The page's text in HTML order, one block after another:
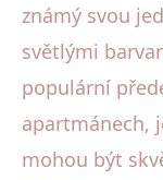
známý svou
světlými
populární
apartmánech,
mohou být